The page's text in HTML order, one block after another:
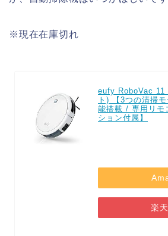
※現在在庫切れ
eufy RoboVac 11
ト) 【3つの清掃
能搭載 / 専用リモ
ション付属】
楽